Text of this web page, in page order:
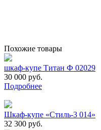
Похожие товары
шкаф-купе Титан Ф 02029
30 000 руб.
Подробнее
Шкаф-купе «Стиль-3 014»
32 300 руб.